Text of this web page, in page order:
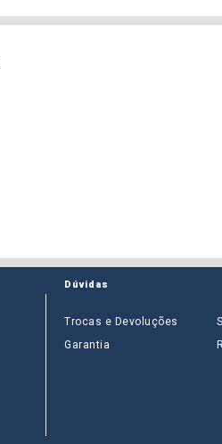
Dúvidas
Trocas e Devoluções
Garantia